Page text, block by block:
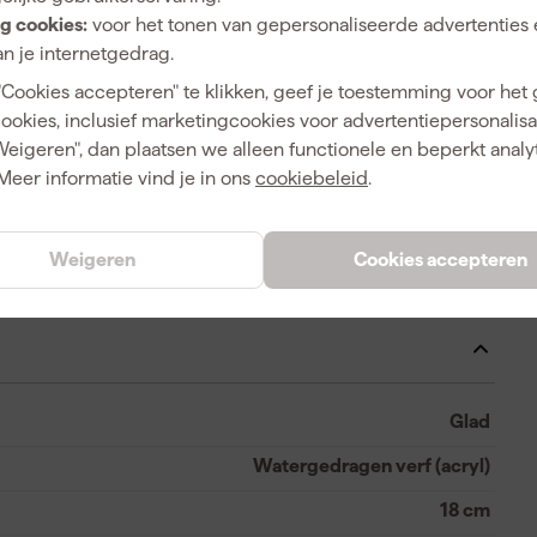
cookies: voor het tonen van gepersonaliseerde advertenties
je internetgedrag.
accepteren" te klikken, geef je toestemming voor het
inclusief marketingcookies voor
dan plaatsen we alleen functionele en beperkt
informatie vind je in ons cookiebeleid.
Cookies accepteren
Weigeren
je een egaal en strak resultaat wilt behalen op gladde
met muurverf, latex en watergedragen verfsoorten.
verdeel je deze gelijkmatig zonder spatten of strepen.
handig is bij grote oppervlakken. De roller is
aan de slag. Of je nu een kamer opfrist of een
eindresultaat te bereiken.
Maxi Antex Platinum
Glad
Watergedragen verf (acryl)
18 cm